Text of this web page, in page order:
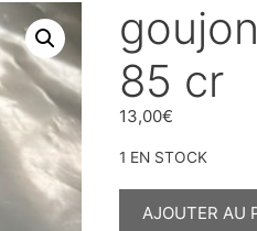
85 cr
13,00€
1 EN STOCK
QUANTITÉ
AJOUTER AU